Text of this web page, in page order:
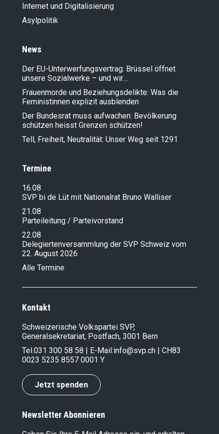
Internet und Digitalisierung
Asylpolitik
News
Der EU-Unterwerfungsvertrag: Brüssel öffnet
unsere Sozialwerke – und wir…
Frauenmorde und Beziehungsdelikte: Was die
Feministinnen explizit ausblenden
Der Bundesrat muss aufwachen: Bevölkerung
schützen heisst Grenzen schützen!
Tell, Freiheit, Neutralität: Unser Weg seit 1291
Termine
16.08
SVP bi de Lüt mit Nationalrat Bruno Walliser
21.08
Parteileitung / Parteivorstand
22.08
Delegiertenversammlung der SVP Schweiz vom
22. August 2026
Alle Termine
Kontakt
Schweizerische Volkspartei SVP,
Generalsekretariat, Postfach, 3001 Bern
Tel.031 300 58 58 | E-Mail:info@svp.ch | CH83
0023 5235 8557 0001 Y
Jetzt spenden
Newsletter Abonnieren